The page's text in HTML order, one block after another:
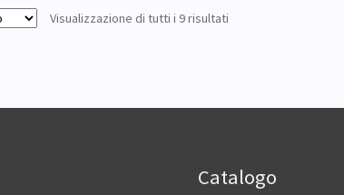
Visualizzazione di tutti i 9 risultati
Catalogo